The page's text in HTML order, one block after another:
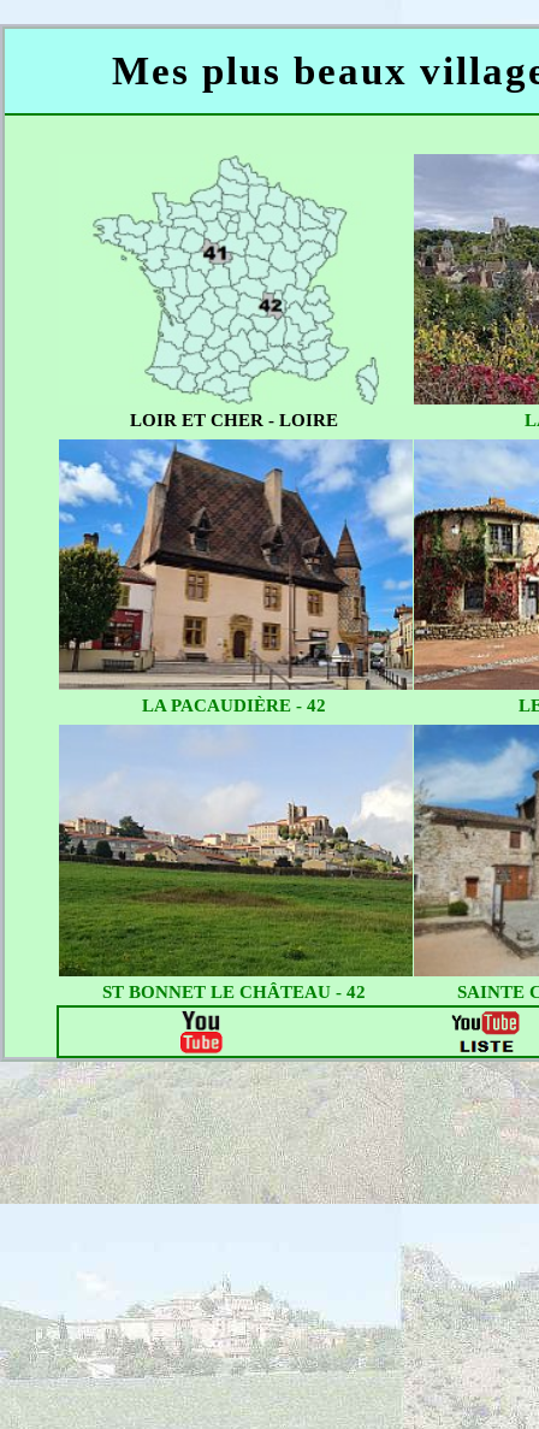
Mes plus beaux
LOIR ET CHER - LOIRE
LA PACAUDIÈRE - 42
ST BONNET LE CHÂTEAU - 42 SAINTE